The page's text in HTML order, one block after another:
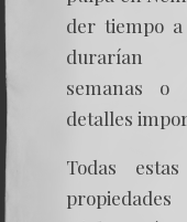
der tiempo
semanas o
detalles
Todas